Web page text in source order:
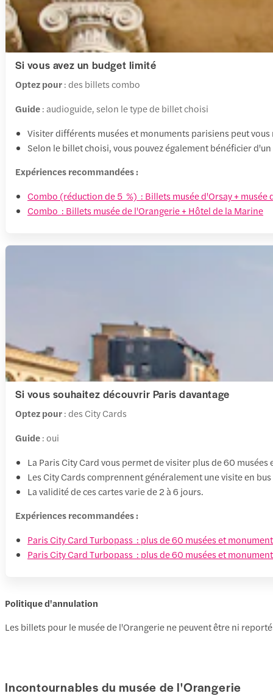
Si vous avez un budget limité
Optez pour: des billets combo
Guide: audioguide, selon le type de billet choisi
Visiter différents musées et monuments parisiens peut
Selon le billet choisi, vous pouvez également bénéficier
Expériences recommandées :
Combo (réduction de 5 %) : Billets musée d'Orsay +
Combo : Billets musée de l'Orangerie + Hôtel de la Marine
Si vous souhaitez découvrir Paris davantage
Optez pour: des City Cards
Guide: oui
La Paris City Card vous permet de visiter plus de 60
Les City Cards comprennent généralement une visite en
La validité de ces cartes varie de 2 à 6 jours.
Expériences recommandées :
Paris City Card Turbopass : plus de 60 musées et
Paris City Card Turbopass : plus de 60 musées et
Politique d'annulation
Les billets pour le musée de l'Orangerie ne peuvent être ni
Incontournables du musée de l'Orangerie